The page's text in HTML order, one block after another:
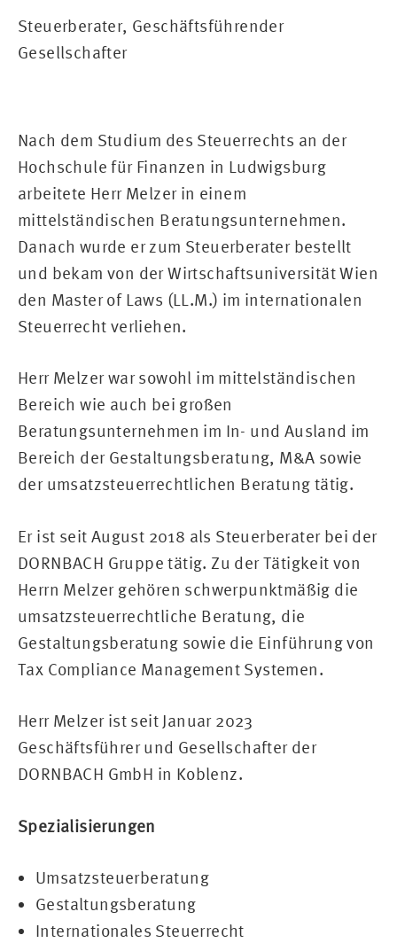
Steuerberater, Geschäftsführender
Gesellschafter
Nach dem Studium des Steuerrechts an der
Hochschule für Finanzen in Ludwigsburg
arbeitete Herr Melzer in einem
mittelständischen Beratungsunternehmen.
Danach wurde er zum Steuerberater bestellt
und bekam von der Wirtschaftsuniversität Wien
den Master of Laws (LL.M.) im internationalen
Steuerrecht verliehen.
Herr Melzer war sowohl im mittelständischen
Bereich wie auch bei großen
Beratungsunternehmen im In- und Ausland im
Bereich der Gestaltungsberatung, M&A sowie
der umsatzsteuerrechtlichen Beratung tätig.
Er ist seit August 2018 als Steuerberater bei der
DORNBACH Gruppe tätig. Zu der Tätigkeit von
Herrn Melzer gehören schwerpunktmäßig die
umsatzsteuerrechtliche Beratung, die
Gestaltungsberatung sowie die Einführung von
Tax Compliance Management Systemen.
Herr Melzer ist seit Januar 2023
Geschäftsführer und Gesellschafter der
DORNBACH GmbH in Koblenz.
Spezialisierungen
Umsatzsteuerberatung
Gestaltungsberatung
Internationales Steuerrecht